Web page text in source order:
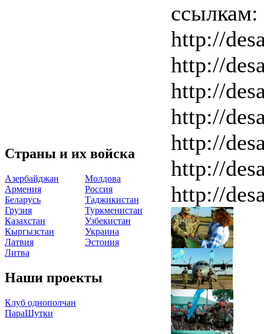
Страны и их войска
Азербайджан
Армения
Беларусь
Грузия
Казахстан
Кыргызстан
Латвия
Литва
Молдова
Россия
Таджикистан
Туркменистан
Узбекистан
Украина
Эстония
Наши проекты
Клуб однополчан
ПараШутки
ссылкам:
http://
http://
http://
http://
http://
http://
http://